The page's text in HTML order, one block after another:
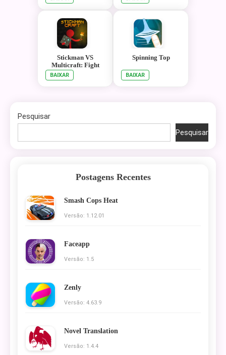
Stickman VS
Multicraft: Fight
Pocket Craft
BAIXAR
Spinning Top
BAIXAR
Pesquisar
Pesquisar
Postagens Recentes
Smash Cops Heat
Versão: 1.12.01
Faceapp
Versão: 1.5
Zenly
Versão: 4.63.9
Novel Translation
Versão: 1.4.4